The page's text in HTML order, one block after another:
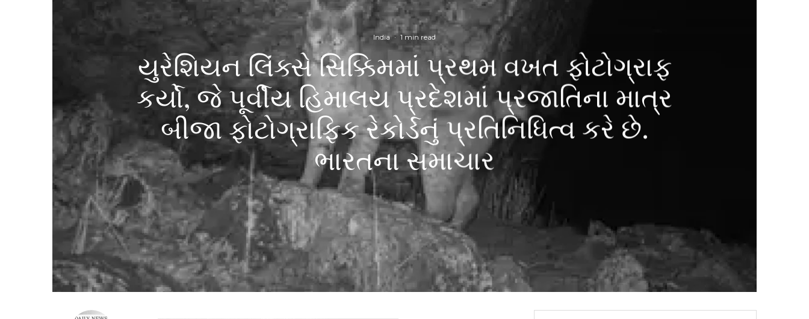
India · 1 min read
યુરેશિયન લિંક્સે સિક્કિમમાં પ્રથમ વખત ફોટોગ્રાફ
કર્યો, જે પૂર્વીય હિમાલય પ્રદેશમાં પ્રજાતિના માત્ર
બીજા ફોટોગ્રાફિક રેકોર્ડનું પ્રતિનિધિત્વ કરે છે.
ભારતના સમાચાર